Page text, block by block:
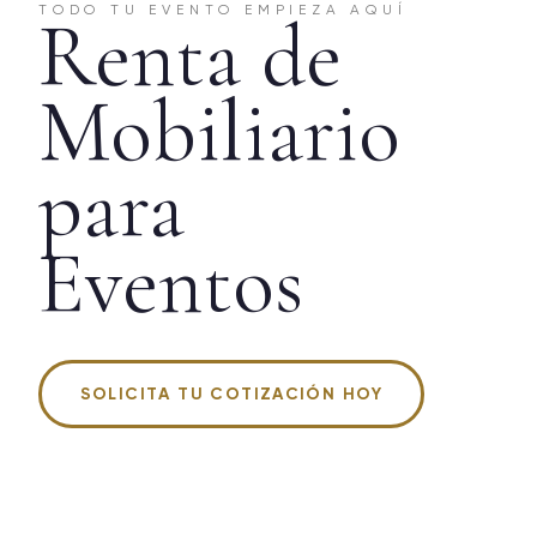
TODO TU EVENTO EMPIEZA AQUÍ
Renta de
Mobiliario
para
Eventos
SOLICITA TU COTIZACIÓN HOY